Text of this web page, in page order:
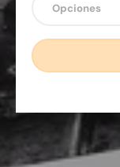
Opciones